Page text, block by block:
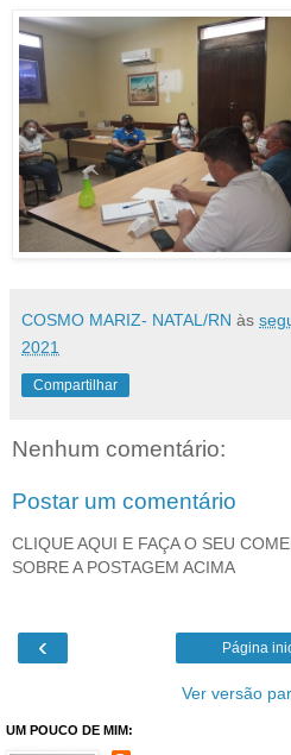
COSMO MARIZ- NATAL/RN às
2021
Compartilhar
Nenhum comentário:
Postar um comentário
CLIQUE AQUI E FAÇA O SEU
SOBRE A POSTAGEM ACIMA
‹ Página
Ver versão
UM POUCO DE MIM: